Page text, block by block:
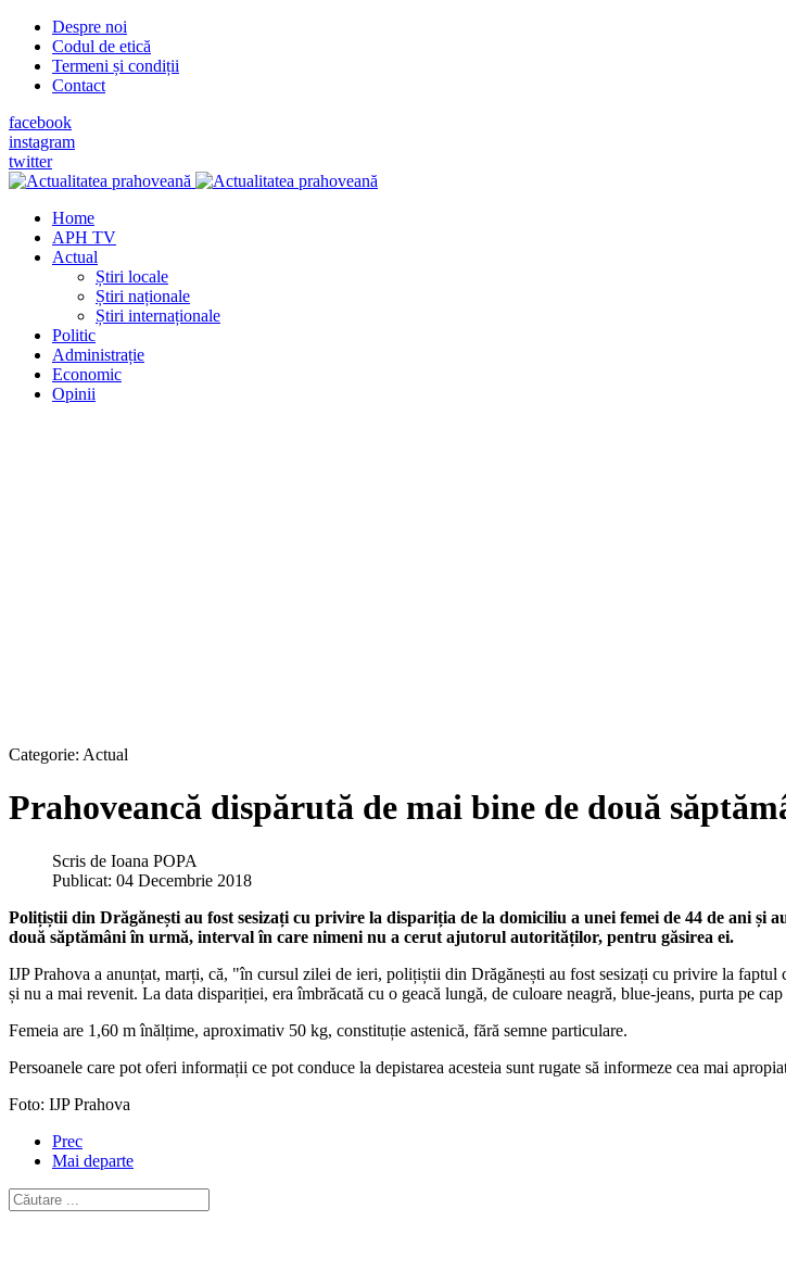
Despre noi
Codul de etică
Termeni și condiții
Contact
facebook
instagram
twitter
Home
APH TV
Actual
Știri locale
Știri naționale
Știri internaționale
Politic
Administrație
Economic
Opinii
Categorie: Actual
Prahoveancă dispărută de mai bine de două
Scris de Ioana POPA
Publicat: 04 Decembrie 2018
Polițiștii din Drăgănești au fost sesizați cu privire la dispariția de la domiciliu a unei femei de 44 de ani și
două săptămâni în urmă, interval în care nimeni nu a cerut ajutorul autorităților, pentru găsirea ei.
IJP Prahova a anunțat, marți, că, "în cursul zilei de ieri, polițiștii din Drăgănești au fost sesizați cu privire la
și nu a mai revenit. La data dispariției, era îmbrăcată cu o geacă lungă, de culoare neagră, blue-jeans, purta pe
Femeia are 1,60 m înălțime, aproximativ 50 kg, constituție astenică, fără semne particulare.
Persoanele care pot oferi informații ce pot conduce la depistarea acesteia sunt rugate să informeze cea mai
Foto: IJP Prahova
Prec
Mai departe